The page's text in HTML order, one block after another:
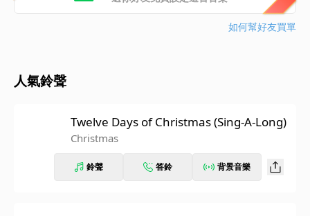
如何幫好友買單
人氣鈴聲
Twelve Days of Christmas (Sing-A-Long)
Christmas
鈴聲 答鈴 背景音樂